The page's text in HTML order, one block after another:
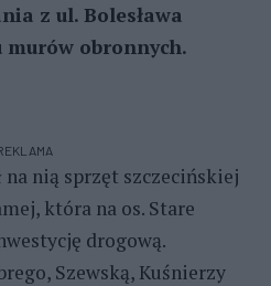
z ul. Bolesława
murów obronnych.
nią sprzęt szczecińskiej
która na os. Stare
drogową.
Szewską, Kuśnierzy